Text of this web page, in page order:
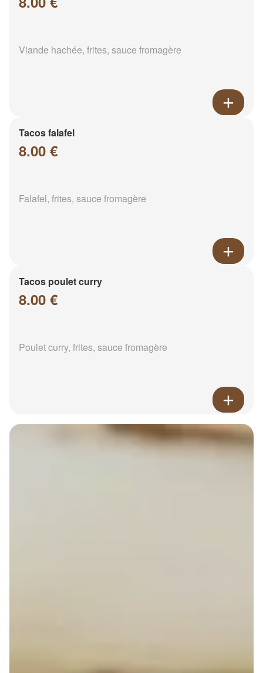
Viande hachée, frites, sauce fromagère
Tacos falafel
8.00 €
Falafel, frites, sauce fromagère
Tacos poulet curry
8.00 €
Poulet curry, frites, sauce fromagère